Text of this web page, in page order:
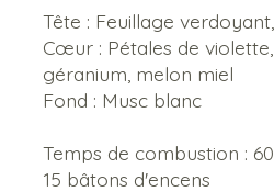
Tête : Feuillage
Cœur : Pétales de
géranium, melon miel
Fond : Musc blanc
Temps de combustion :
15 bâtons d'encens